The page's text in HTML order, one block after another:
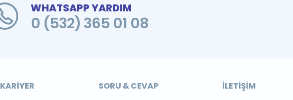
WHATSAPP YARDIM
0 (532) 365 01 08
KARIYER SORU & CEVAP İLETIŞIM